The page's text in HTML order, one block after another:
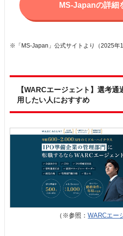
MS-Japanの詳細
※「MS-Japan」公式サイトより（2025年
【WARCエージェント】選考
用したい人におすすめ
（※参照：WARCエー